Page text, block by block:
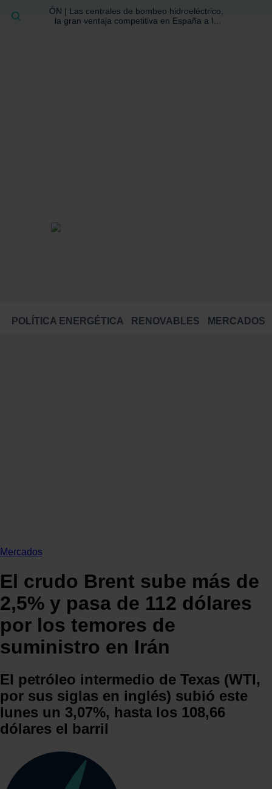
ÓN | Las centrales de bombeo hidroeléctrico,
la gran ventaja competitiva en España a la
POLÍTICA ENERGÉTICA RENOVABLES MERCADOS
BUSCAR
Mercados
El crudo Brent sube más de
2,5% y pasa de 112 dólares
por los temores de
suministro en Irán
El petróleo intermedio de Texas (WTI,
por sus siglas en inglés) subió este
lunes un 3,07%, hasta los 108,66
dólares el barril